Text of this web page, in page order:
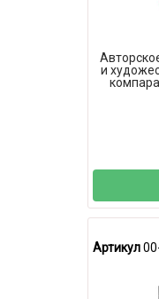
и
Артикул